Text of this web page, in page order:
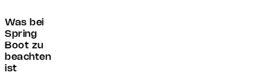
Was bei
Spring
Boot zu
beachten
ist